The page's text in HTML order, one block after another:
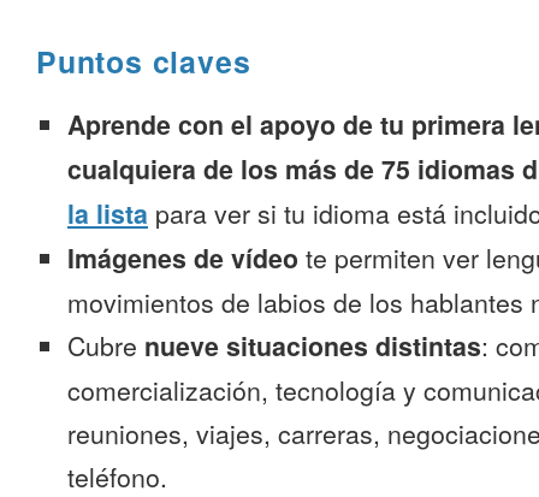
Puntos claves
Aprende con el apoyo de tu primera
cualquiera de los más de 75 idiomas
la lista para ver si tu idioma está
Imágenes de vídeo te permiten ver
movimientos de labios de los hablantes
Cubre nueve situaciones distintas:
comercialización, tecnología y
reuniones, viajes, carreras,
teléfono.